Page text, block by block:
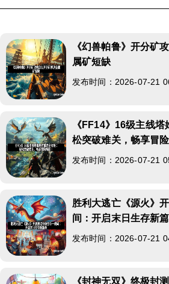
《幻兽帕鲁》开分矿
属矿短缺
发布时间：2026-07-21
《FF14》16级主线
松突破难关，畅享冒险
发布时间：2026-07-21
胜利大逃亡《源火》
间：开启末日生存新
发布时间：2026-07-21
《封神无双》终极封